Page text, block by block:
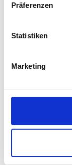
Präferenzen
Statistiken
Marketing
Adam
51674 Wiehl